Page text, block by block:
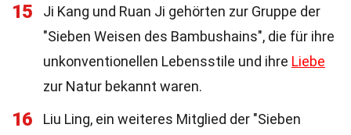
15
Ji Kang und Ruan Ji gehörten zur Gruppe der
"Sieben Weisen des Bambushains", die für ihre
unkonventionellen Lebensstile und ihre Liebe
zur Natur bekannt waren.
16
Liu Ling, ein weiteres Mitglied der "Sieben